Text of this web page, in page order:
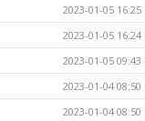
2023-01-05 16:25
2023-01-05 16:24
2023-01-05 09:43
2023-01-04 08:50
2023-01-04 08:50